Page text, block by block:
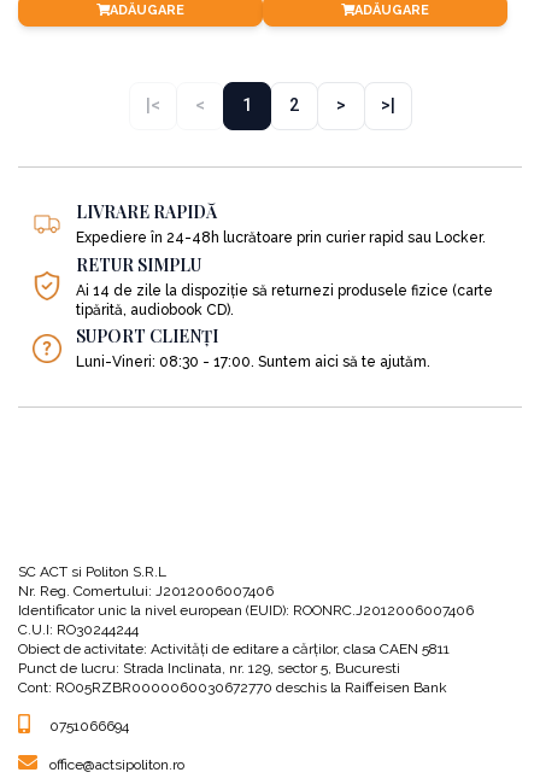
ADĂUGARE ADĂUGARE
|< < 1 2 > >|
LIVRARE RAPIDĂ
Expediere în 24-48h lucrătoare prin curier rapid sau Locker.
RETUR SIMPLU
Ai 14 de zile la dispoziție să returnezi produsele fizice (carte
tipărită, audiobook CD).
SUPORT CLIENȚI
Luni-Vineri: 08:30 - 17:00. Suntem aici să te ajutăm.
SC ACT si Politon S.R.L
Nr. Reg. Comertului: J2012006007406
Identificator unic la nivel european (EUID): ROONRC.J2012006007406
C.U.I: RO30244244
Obiect de activitate: Activităţi de editare a cărţilor, clasa CAEN 5811
Punct de lucru: Strada Inclinata, nr. 129, sector 5, Bucuresti
Cont: RO05RZBR0000060030672770 deschis la Raiffeisen Bank
0751066694
office@actsipoliton.ro